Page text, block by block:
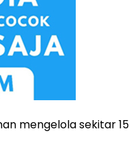
mengelola sekitar